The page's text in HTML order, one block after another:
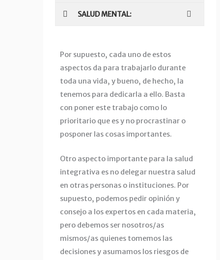
SALUD MENTAL:
Por supuesto, cada uno de estos
aspectos da para trabajarlo durante
toda una vida, y bueno, de hecho, la
tenemos para dedicarla a ello. Basta
con poner este trabajo como lo
prioritario que es y no procrastinar o
posponer las cosas importantes.
Otro aspecto importante para la salud
integrativa es no delegar nuestra salud
en otras personas o instituciones. Por
supuesto, podemos pedir opinión y
consejo a los expertos en cada materia,
pero debemos ser nosotros/as
mismos/as quienes tomemos las
decisiones y asumamos los riesgos de